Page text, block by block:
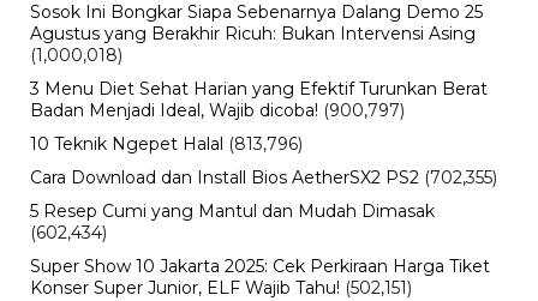
Sosok Ini Bongkar Siapa Sebenarnya Dalang Demo 25
Agustus yang Berakhir Ricuh: Bukan Intervensi Asing
(1,000,018)
3 Menu Diet Sehat Harian yang Efektif Turunkan Berat
Badan Menjadi Ideal, Wajib dicoba! (900,797)
10 Teknik Ngepet Halal (813,796)
Cara Download dan Install Bios AetherSX2 PS2 (702,355)
5 Resep Cumi yang Mantul dan Mudah Dimasak
(602,434)
Super Show 10 Jakarta 2025: Cek Perkiraan Harga Tiket
Konser Super Junior, ELF Wajib Tahu! (502,151)